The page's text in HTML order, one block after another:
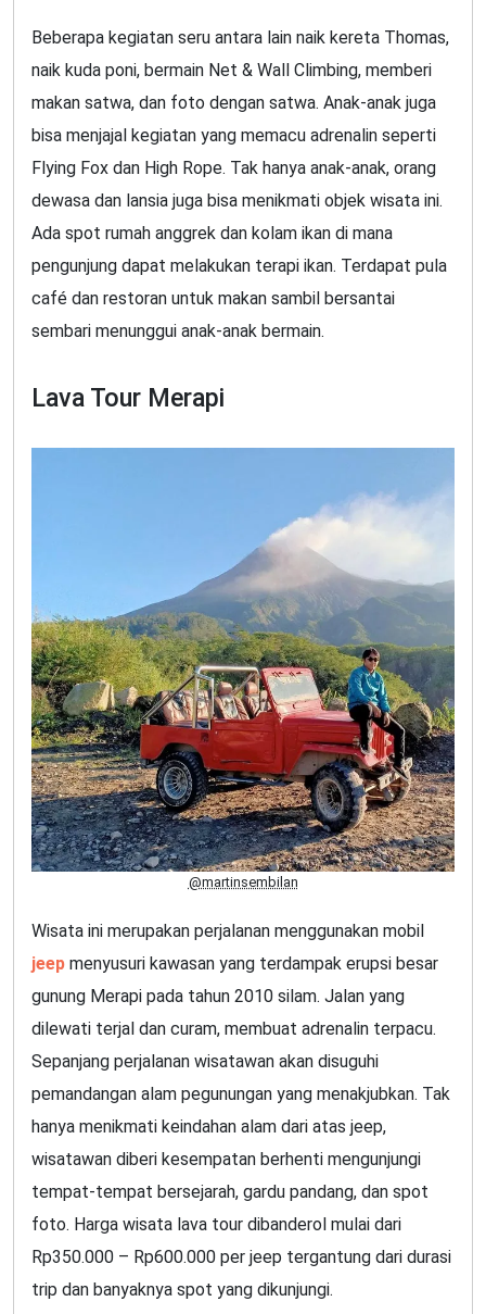
Beberapa kegiatan seru antara lain naik kereta Thomas,
naik kuda poni, bermain Net & Wall Climbing, memberi
makan satwa, dan foto dengan satwa. Anak-anak juga
bisa menjajal kegiatan yang memacu adrenalin seperti
Flying Fox dan High Rope. Tak hanya anak-anak, orang
dewasa dan lansia juga bisa menikmati objek wisata ini.
Ada spot rumah anggrek dan kolam ikan di mana
pengunjung dapat melakukan terapi ikan. Terdapat pula
café dan restoran untuk makan sambil bersantai
sembari menunggui anak-anak bermain.
Lava Tour Merapi
@martinsembilan
Wisata ini merupakan perjalanan menggunakan mobil
jeep menyusuri kawasan yang terdampak erupsi besar
gunung Merapi pada tahun 2010 silam. Jalan yang
dilewati terjal dan curam, membuat adrenalin terpacu.
Sepanjang perjalanan wisatawan akan disuguhi
pemandangan alam pegunungan yang menakjubkan. Tak
hanya menikmati keindahan alam dari atas jeep,
wisatawan diberi kesempatan berhenti mengunjungi
tempat-tempat bersejarah, gardu pandang, dan spot
foto. Harga wisata lava tour dibanderol mulai dari
Rp350.000 – Rp600.000 per jeep tergantung dari durasi
trip dan banyaknya spot yang dikunjungi.